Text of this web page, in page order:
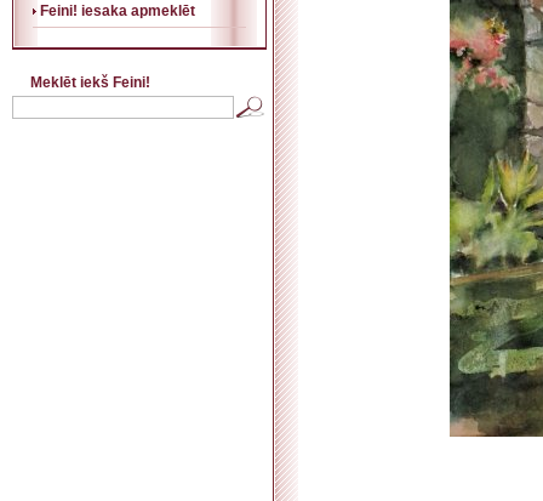
Feini! iesaka apmeklēt
Meklēt iekš Feini!